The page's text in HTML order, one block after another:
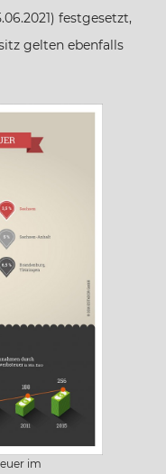
festgesetzt,
gelten ebenfalls
im